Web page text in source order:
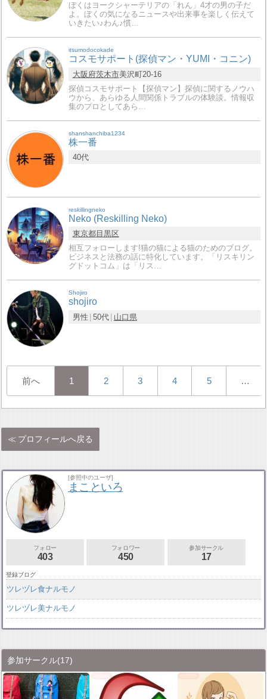
ぼくはヨークシャーテリアの「れん」4才の男の子だ
よ。ぼくの気になるニュースや出来事を楽しく伝えて
いきたい♪わん♪慣…
itsumodocokade
コスモサポート(探偵マン・YUMI・コニン)
大阪府茨木市美沢町20-16
探偵コスモサポート【探偵マン】探偵に関するノウハ
ウから、あらゆる人間関係トラブルの体験談。情報収
集のプロとしてあら…
shanshanchiba1234
株一番
40代
reskillingneko
Neko (Reskilling Neko)
東京都目黒区
相互フォローします!猫の猫による猫のためのブログ。
ビジネスと法務の話に特化しています。「リスキリン
グドットコム」は「リス…
Shojiro
shojiro
男性 50代 山口県
前へ 1 2 3 4 5 …
プロフィールへ戻る
[参照中のユーザ]
まこといろ
フォロー
403
フォロワー
450
参加サークル
17
登録ブログ
ツレヅレ食ナルモノ
ツレヅレ美ナルモノ
参加サークル(17)